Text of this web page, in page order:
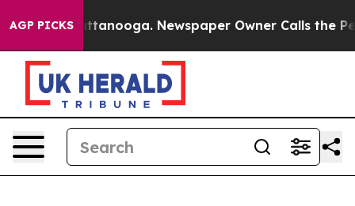
AGP PICKS
in Chattanooga. Newspaper Owner Calls the